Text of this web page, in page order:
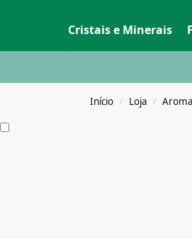
Cristais e Minerais
Início / Loja /